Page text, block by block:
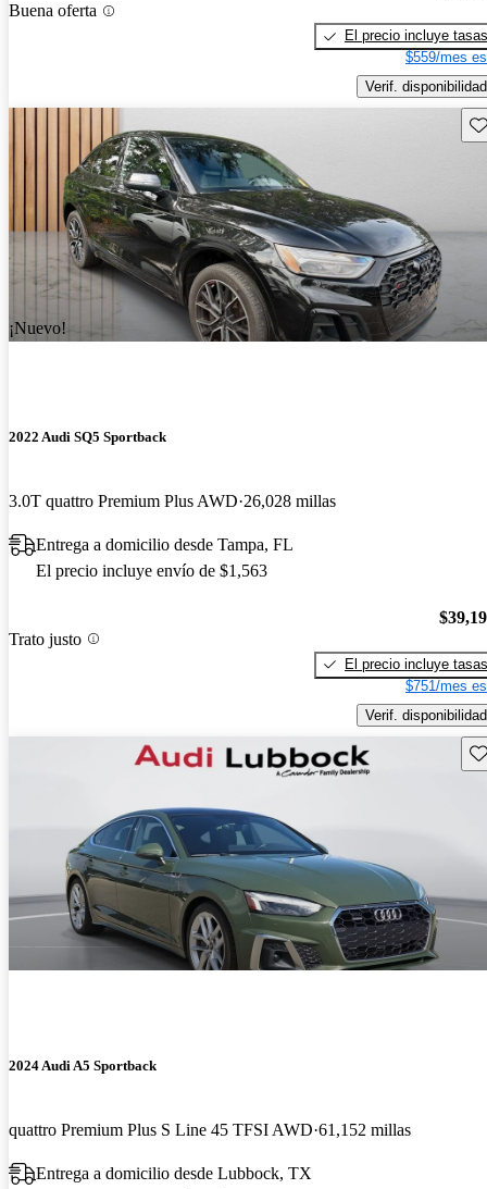
Buena oferta
El precio incluye tasas
$559/mes
Verif. disponibilidad
¡Nuevo!
2022 Audi SQ5 Sportback
3.0T quattro Premium Plus AWD 26,028 millas
Entrega a domicilio desde Tampa, FL
El precio incluye envío de $1,563
Trato justo
El precio incluye tasas
$751/mes
Verif. disponibilidad
2024 Audi A5 Sportback
quattro Premium Plus S Line 45 TFSI AWD 61,152 millas
Entrega a domicilio desde Lubbock, TX